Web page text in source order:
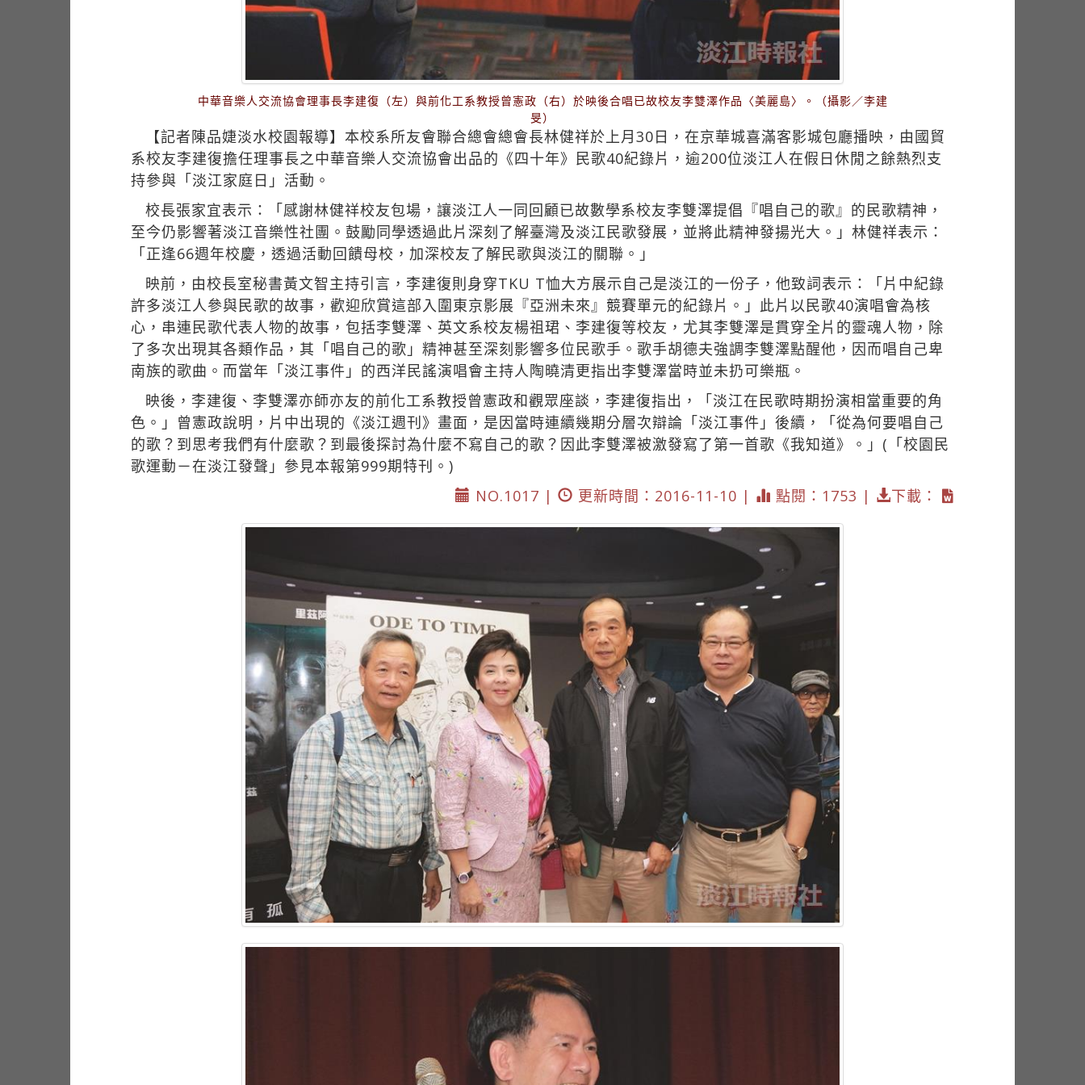
中華音樂人交流協會理事長李建復（左）與前化工系教授曾憲政（右）於映後合唱已故校友李雙澤作品〈美麗島〉。（攝影／李建
旻）
【記者陳品婕淡水校園報導】本校系所友會聯合總會總會長林健祥於上月30日，在京華城喜滿客影城包廳播映，由國貿
系校友李建復擔任理事長之中華音樂人交流協會出品的《四十年》民歌40紀錄片，逾200位淡江人在假日休閒之餘熱烈支
持參與「淡江家庭日」活動。
校長張家宜表示：「感謝林健祥校友包場，讓淡江人一同回顧已故數學系校友李雙澤提倡『唱自己的歌』的民歌精神，
至今仍影響著淡江音樂性社團。鼓勵同學透過此片深刻了解臺灣及淡江民歌發展，並將此精神發揚光大。」林健祥表示：
「正逢66週年校慶，透過活動回饋母校，加深校友了解民歌與淡江的關聯。」
映前，由校長室秘書黃文智主持引言，李建復則身穿TKU T恤大方展示自己是淡江的一份子，他致詞表示：「片中紀錄
許多淡江人參與民歌的故事，歡迎欣賞這部入圍東京影展『亞洲未來』競賽單元的紀錄片。」此片以民歌40演唱會為核
心，串連民歌代表人物的故事，包括李雙澤、英文系校友楊祖珺、李建復等校友，尤其李雙澤是貫穿全片的靈魂人物，除
了多次出現其各類作品，其「唱自己的歌」精神甚至深刻影響多位民歌手。歌手胡德夫強調李雙澤點醒他，因而唱自己卑
南族的歌曲。而當年「淡江事件」的西洋民謠演唱會主持人陶曉清更指出李雙澤當時並未扔可樂瓶。
映後，李建復、李雙澤亦師亦友的前化工系教授曾憲政和觀眾座談，李建復指出，「淡江在民歌時期扮演相當重要的角
色。」曾憲政說明，片中出現的《淡江週刊》畫面，是因當時連續幾期分層次辯論「淡江事件」後續，「從為何要唱自己
的歌？到思考我們有什麼歌？到最後探討為什麼不寫自己的歌？因此李雙澤被激發寫了第一首歌《我知道》。」(「校園民
歌運動－在淡江發聲」參見本報第999期特刊。)
NO.1017 |
更新時間：2016-11-10 | 點閱：1753 | 下載：